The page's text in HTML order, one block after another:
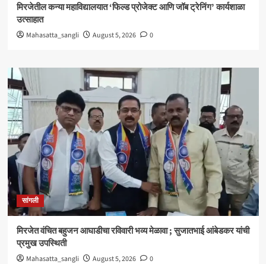
मिरजेतील कन्या महाविद्यालयात ‘फिल्ड प्रोजेक्ट आणि जॉब ट्रेनिंग’ कार्यशाळा
उत्साहात
Mahasatta_sangli August 5, 2026 0
सांगली
मिरजेत वंचित बहुजन आघाडीचा रविवारी भव्य मेळावा ; सुजातभाई आंबेडकर यांची
प्रमुख उपस्थिती
Mahasatta_sangli August 5, 2026 0